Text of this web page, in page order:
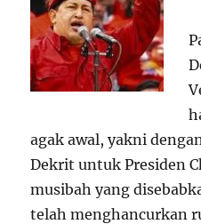
agak awal, yakni
Dekrit untuk Presiden
musibah yang
telah menghancurkan